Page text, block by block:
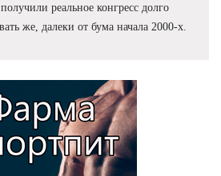
реальное конгресс долго
же, далеки от бума начала 2000-х.